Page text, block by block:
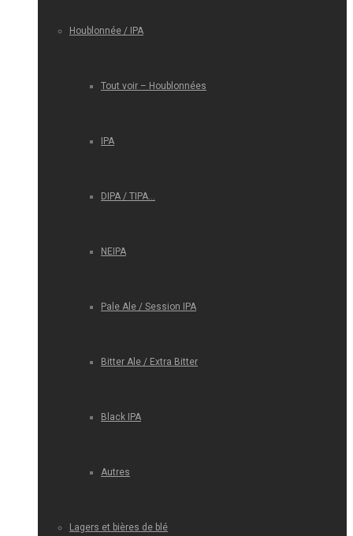
Houblonnée / IPA
Tout voir – Houblonnées
IPA
DIPA / TIPA…
NEIPA
Pale Ale / Session IPA
Bitter Ale / Extra Bitter
Black IPA
Autres
Lagers et bières de blé